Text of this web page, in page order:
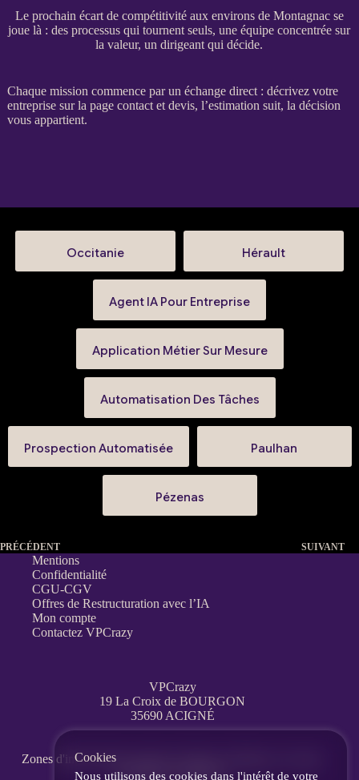
Le prochain écart de compétitivité aux environs de Montagnac se
joue là : des processus qui tournent seuls, une équipe concentrée sur
la valeur, un dirigeant qui décide.
Chaque mission commence par un échange direct : décrivez votre
entreprise sur la page contact et devis, l’estimation suit, la décision
vous appartient.
Occitanie Hérault
Agent IA Pour Entreprise
Application Métier Sur Mesure
Automatisation Des Tâches
Prospection Automatisée Paulhan
Pézenas
PRÉCÉDENT SUIVANT
Mentions
Confidentialité
CGU-CGV
Offres de Restructuration avec l’IA
Mon compte
Contactez VPCrazy
VPCrazy
19 La Croix de BOURGON
35690 ACIGNÉ
Zones d'interventions partout en France
messagerie, téléphone.
Cookies
Nous utilisons des cookies dans l'intérêt de votre